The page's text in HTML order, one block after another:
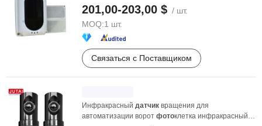
201,00-203,00 $ / шт.
MOQ:1 шт.
Связаться с Поставщиком
Инфракрасный датчик вращения для
автоматизации ворот фотоклетка инфракрасный